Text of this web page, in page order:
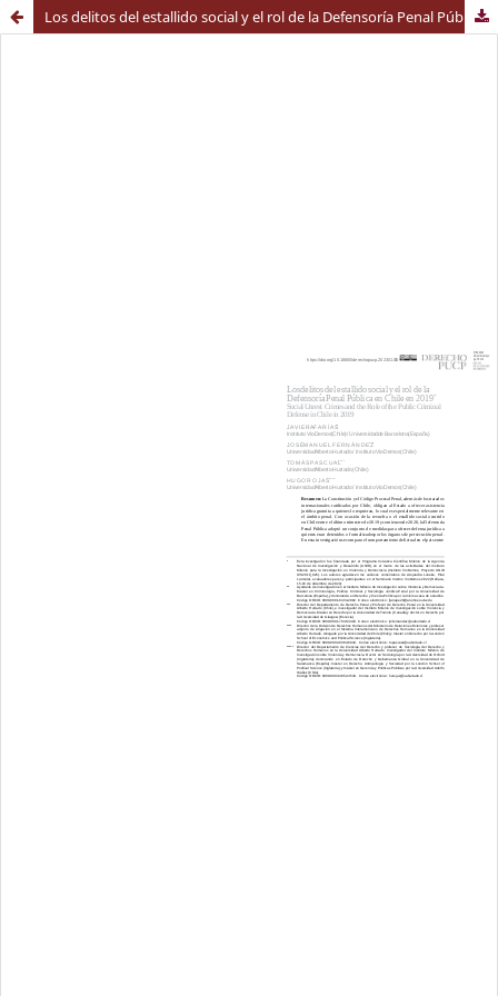
Los delitos del estallido social y el rol de la Defensoría Penal Pública en Chile en 2019